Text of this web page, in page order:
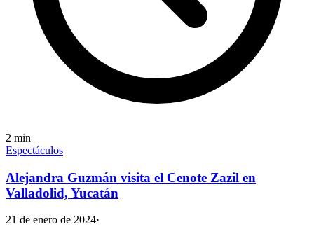
2 min
Espectáculos
Alejandra Guzmán visita el Cenote Zazil en
Valladolid, Yucatán
21 de enero de 2024·